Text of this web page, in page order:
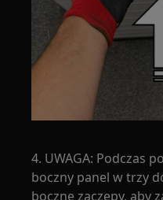
4. UWAGA: Podczas
boczny panel w trzy
boczne zaczepy, aby